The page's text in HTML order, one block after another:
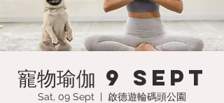
寵物瑜伽 9 Sept
Sat, 09 Sept
  |
啟德遊輪碼頭公園